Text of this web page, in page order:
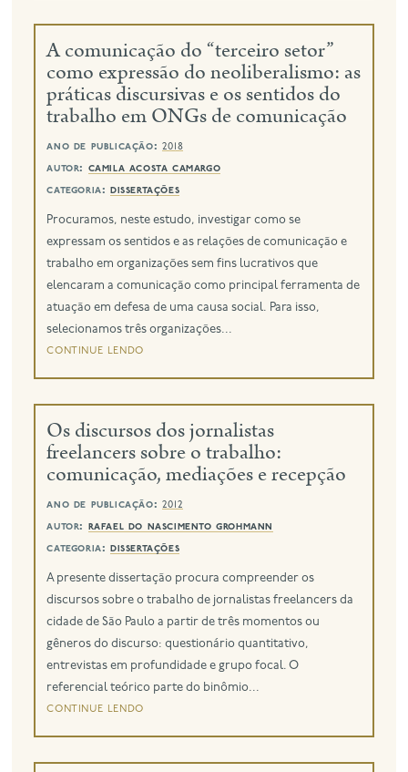
A comunicação do “terceiro setor”
como expressão do neoliberalismo: as
práticas discursivas e os sentidos do
trabalho em ONGs de comunicação
ano de publicação: 2018
autor: camila acosta camargo
categoria: dissertações
Procuramos, neste estudo, investigar como se
expressam os sentidos e as relações de comunicação e
trabalho em organizações sem fins lucrativos que
elencaram a comunicação como principal ferramenta de
atuação em defesa de uma causa social. Para isso,
selecionamos três organizações...
continue lendo
Os discursos dos jornalistas
freelancers sobre o trabalho:
comunicação, mediações e recepção
ano de publicação: 2012
autor: rafael do nascimento grohmann
categoria: dissertações
A presente dissertação procura compreender os
discursos sobre o trabalho de jornalistas freelancers da
cidade de São Paulo a partir de três momentos ou
gêneros do discurso: questionário quantitativo,
entrevistas em profundidade e grupo focal. O
referencial teórico parte do binômio...
continue lendo